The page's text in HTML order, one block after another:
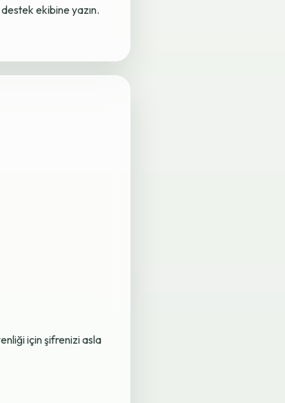
ekibine yazın.
için şifrenizi asla